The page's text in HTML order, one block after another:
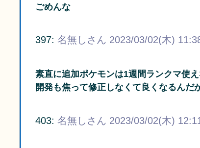
ごめんな
397: 名無しさん 2023/03/02(木)
素直に追加ポケモンは1週間ランクマ使
開発も焦って修正しなくて良くなるんだ
403: 名無しさん 2023/03/02(木)